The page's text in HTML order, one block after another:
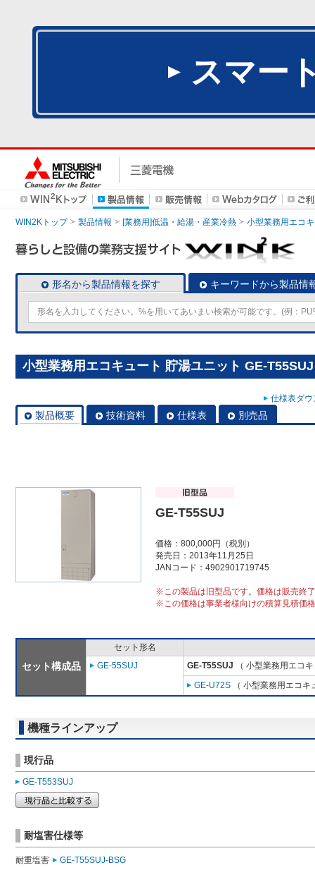
スマー
WIN2Kトップ 製品情報 [業務用]低温・給湯・産業冷熱 小型業務用エコ
形名から製品情報を探す キーワードから製品情
小型業務用エコキュート 貯湯ユニット GE-T55SUJ
仕様表ダ
製品概要 技術資料 仕様表 別売品
GE-T55SUJ
価格：800,000円（税別）
発売日：2013年11月25日
JANコード：4902901719745
※この製品は旧型品です。価格は販売終
※この価格は事業者様向けの積算見積価
セット構成品
セット形名
GE-55SUJ
GE-T55SUJ （ 小型業務用エコ
GE-U72S （ 小型業務用エコ
機種ラインアップ
現行品
GE-T553SUJ
耐塩害仕様等
耐重塩害 GE-T55SUJ-BSG